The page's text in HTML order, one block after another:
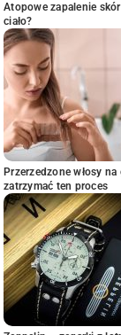
Atopowe zapalenie
ciało?
Przerzedzone włosy
zatrzymać ten proces